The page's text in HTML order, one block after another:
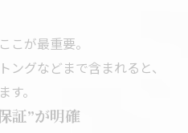
こが最重要。
グなどまで含まれると、
。
証”が明確